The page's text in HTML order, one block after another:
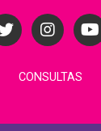
CONSULTAS